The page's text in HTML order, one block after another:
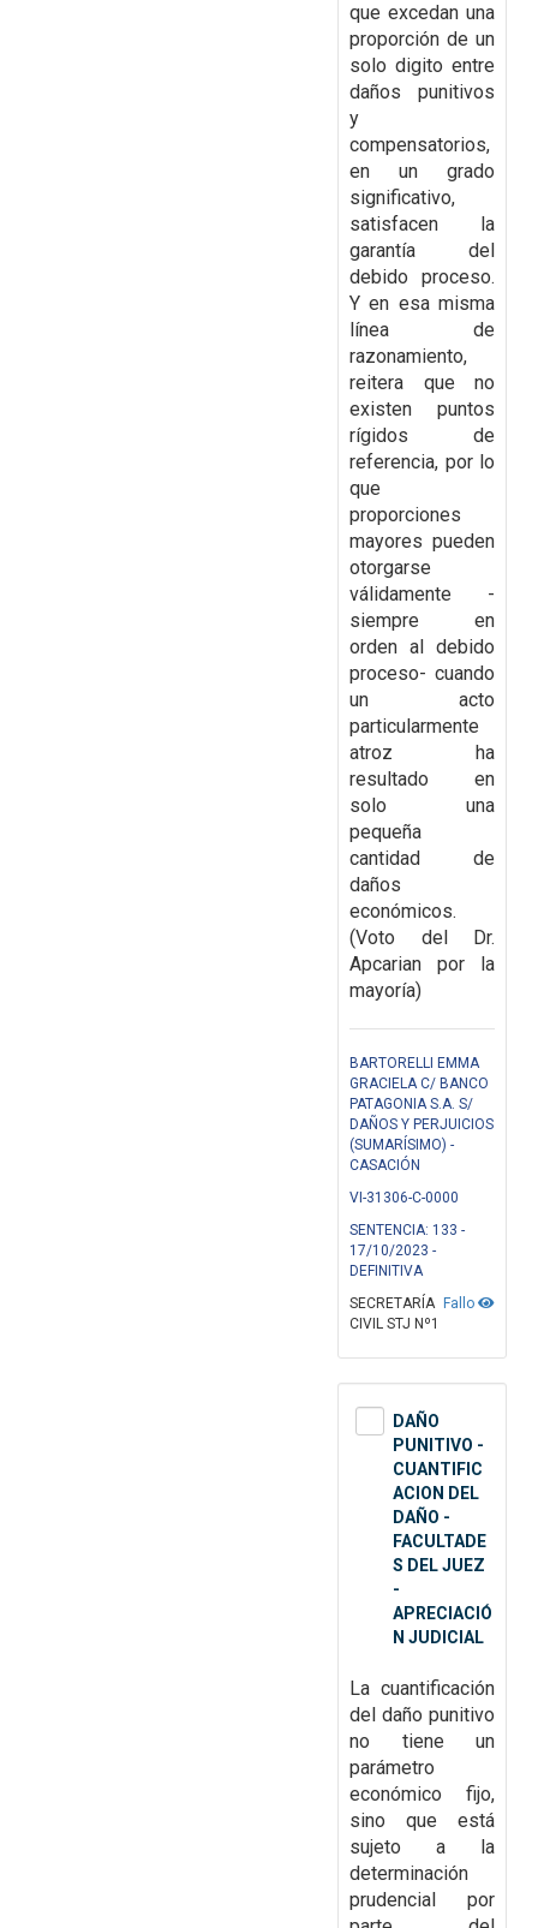
que excedan una
proporción de un
solo digito entre
daños punitivos
y
compensatorios,
en un grado
significativo,
satisfacen la
garantía del
debido proceso.
Y en esa misma
línea de
razonamiento,
reitera que no
existen puntos
rígidos de
referencia, por lo
que
proporciones
mayores pueden
otorgarse
válidamente -
siempre en
orden al debido
proceso- cuando
un acto
particularmente
atroz ha
resultado en
solo una
pequeña
cantidad de
daños
económicos.
(Voto del Dr.
Apcarian por la
mayoría)
BARTORELLI EMMA
GRACIELA C/ BANCO
PATAGONIA S.A. S/
DAÑOS Y PERJUICIOS
(SUMARÍSIMO) -
CASACIÓN
VI-31306-C-0000
SENTENCIA: 133 -
17/10/2023 -
DEFINITIVA
Fallo
SECRETARÍA
CIVIL STJ Nº1
DAÑO
PUNITIVO -
CUANTIFIC
ACION DEL
DAÑO -
FACULTADE
S DEL JUEZ
-
APRECIACIÓ
N JUDICIAL
La cuantificación
del daño punitivo
no tiene un
parámetro
económico fijo,
sino que está
sujeto a la
determinación
prudencial por